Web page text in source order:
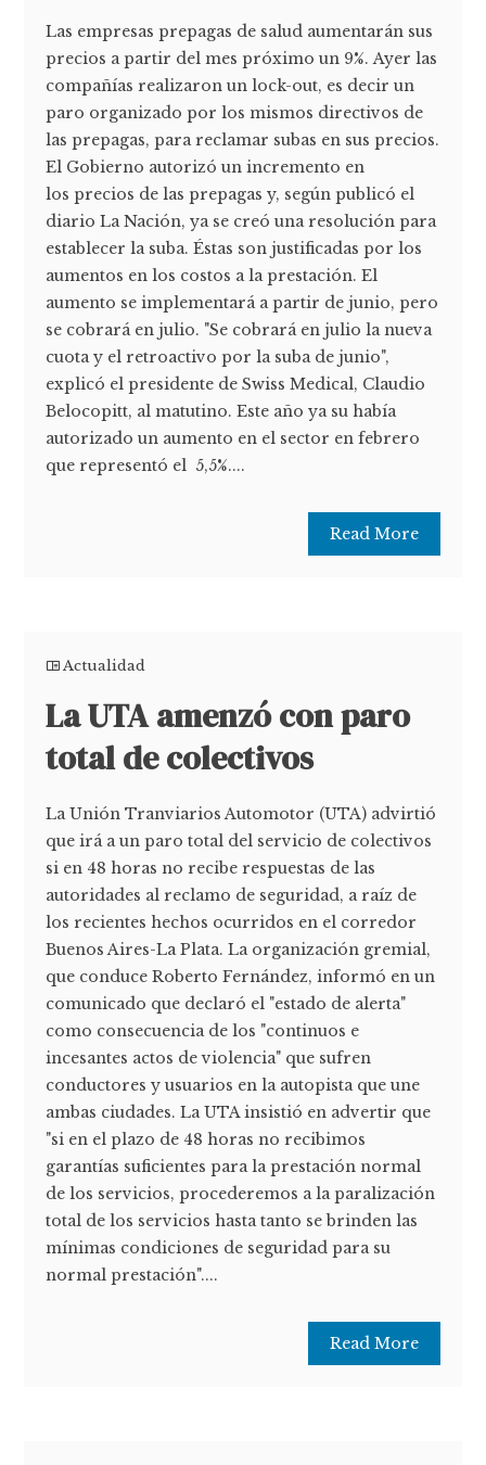
Las empresas prepagas de salud aumentarán sus
precios a partir del mes próximo un 9%. Ayer las
compañías realizaron un lock-out, es decir un
paro organizado por los mismos directivos de
las prepagas, para reclamar subas en sus precios.
El Gobierno autorizó un incremento en
los precios de las prepagas y, según publicó el
diario La Nación, ya se creó una resolución para
establecer la suba. Éstas son justificadas por los
aumentos en los costos a la prestación. El
aumento se implementará a partir de junio, pero
se cobrará en julio. "Se cobrará en julio la nueva
cuota y el retroactivo por la suba de junio",
explicó el presidente de Swiss Medical, Claudio
Belocopitt, al matutino. Este año ya su había
autorizado un aumento en el sector en febrero
que representó el 5,5%....
Read More
Actualidad
La UTA amenzó con paro
total de colectivos
La Unión Tranviarios Automotor (UTA) advirtió
que irá a un paro total del servicio de colectivos
si en 48 horas no recibe respuestas de las
autoridades al reclamo de seguridad, a raíz de
los recientes hechos ocurridos en el corredor
Buenos Aires-La Plata. La organización gremial,
que conduce Roberto Fernández, informó en un
comunicado que declaró el "estado de alerta"
como consecuencia de los "continuos e
incesantes actos de violencia" que sufren
conductores y usuarios en la autopista que une
ambas ciudades. La UTA insistió en advertir que
"si en el plazo de 48 horas no recibimos
garantías suficientes para la prestación normal
de los servicios, procederemos a la paralización
total de los servicios hasta tanto se brinden las
mínimas condiciones de seguridad para su
normal prestación"....
Read More